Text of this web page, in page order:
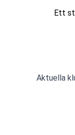
Ett
Aktuella